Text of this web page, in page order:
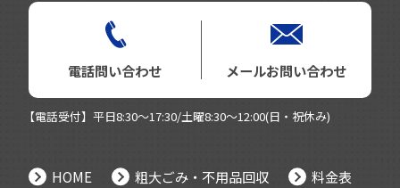
電話問い合わせ メールお問い合わせ
【電話受付】平日8:30～17:30/土曜8:30～12:00(日・祝休み)
HOME
粗大ごみ・不用品回収
料金表